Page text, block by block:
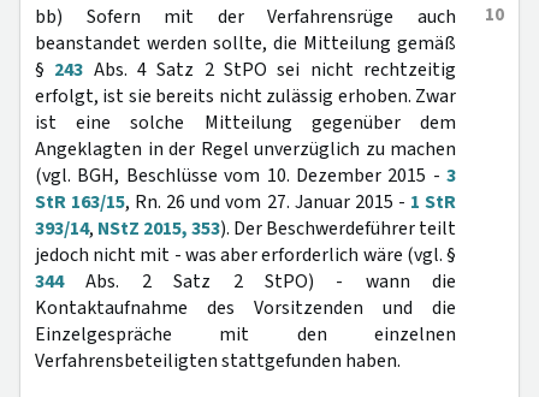
10
bb) Sofern mit der Verfahrensrüge auch
beanstandet werden sollte, die Mitteilung gemäß
§ 243 Abs. 4 Satz 2 StPO sei nicht rechtzeitig
erfolgt, ist sie bereits nicht zulässig erhoben. Zwar
ist eine solche Mitteilung gegenüber dem
Angeklagten in der Regel unverzüglich zu machen
(vgl. BGH, Beschlüsse vom 10. Dezember 2015 - 3
StR 163/15, Rn. 26 und vom 27. Januar 2015 - 1 StR
393/14, NStZ 2015, 353). Der Beschwerdeführer teilt
jedoch nicht mit - was aber erforderlich wäre (vgl. §
344Abs. 2 Satz 2 StPO) - wann die
Kontaktaufnahme des Vorsitzenden und die
Einzelgespräche mit den einzelnen
Verfahrensbeteiligten stattgefunden haben.